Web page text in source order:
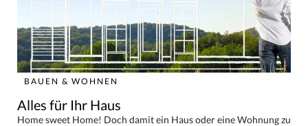
BAUEN & WOHNEN
Alles für Ihr Haus
Home sweet Home! Doch damit ein Haus oder eine Wohnung zu